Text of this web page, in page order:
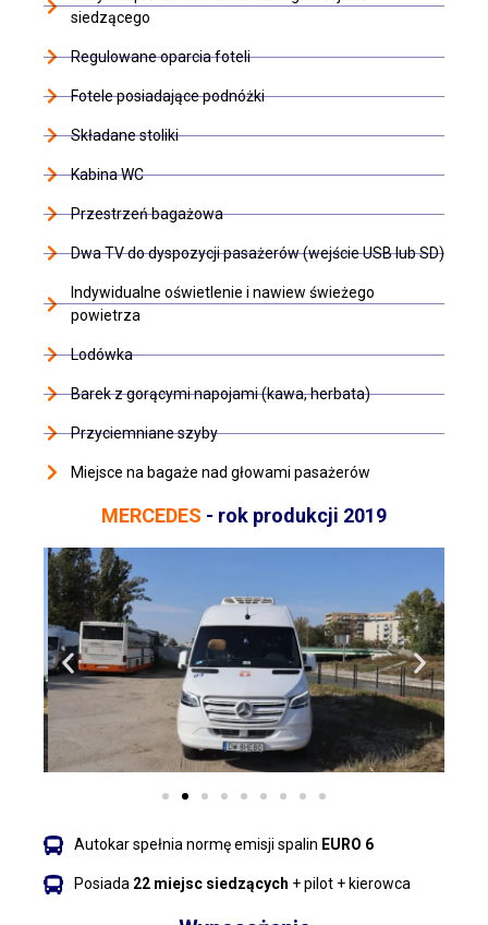
siedzącego
Regulowane oparcia foteli
Fotele posiadające podnóżki
Składane stoliki
Kabina WC
Przestrzeń bagażowa
Dwa TV do dyspozycji pasażerów (wejście USB lub SD)
Indywidualne oświetlenie i nawiew świeżego
powietrza
Lodówka
Barek z gorącymi napojami (kawa, herbata)
Przyciemniane szyby
Miejsce na bagaże nad głowami pasażerów
MERCEDES - rok produkcji 2019
Autokar spełnia normę emisji spalin EURO 6
Posiada 22 miejsc siedzących + pilot + kierowca